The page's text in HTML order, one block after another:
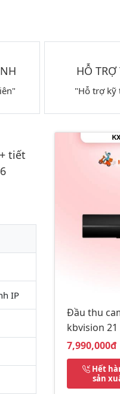
HỖ TRỢ
"Hỗ trợ kỹ
tiết
IP
Đầu thu
kbvision
KX-
Giá bán:
7,990,000đ
Hết
sản